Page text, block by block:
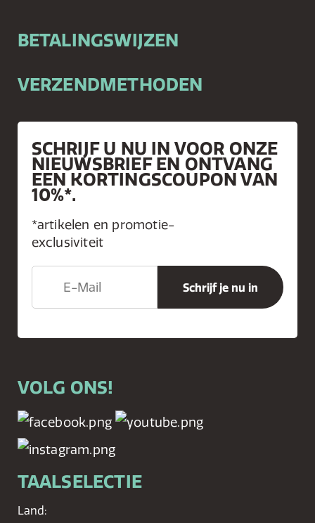
BETALINGSWIJZEN
VERZENDMETHODEN
SCHRIJF U NU IN VOOR ONZE
NIEUWSBRIEF EN ONTVANG
EEN KORTINGSCOUPON VAN
10%*.
*artikelen en promotie-
exclusiviteit
VOLG ONS!
TAALSELECTIE
Land: